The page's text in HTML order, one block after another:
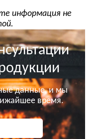
информация не
данные, и мы
время.